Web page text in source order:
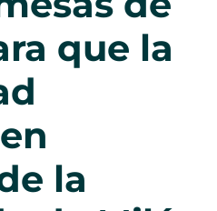
que la
la